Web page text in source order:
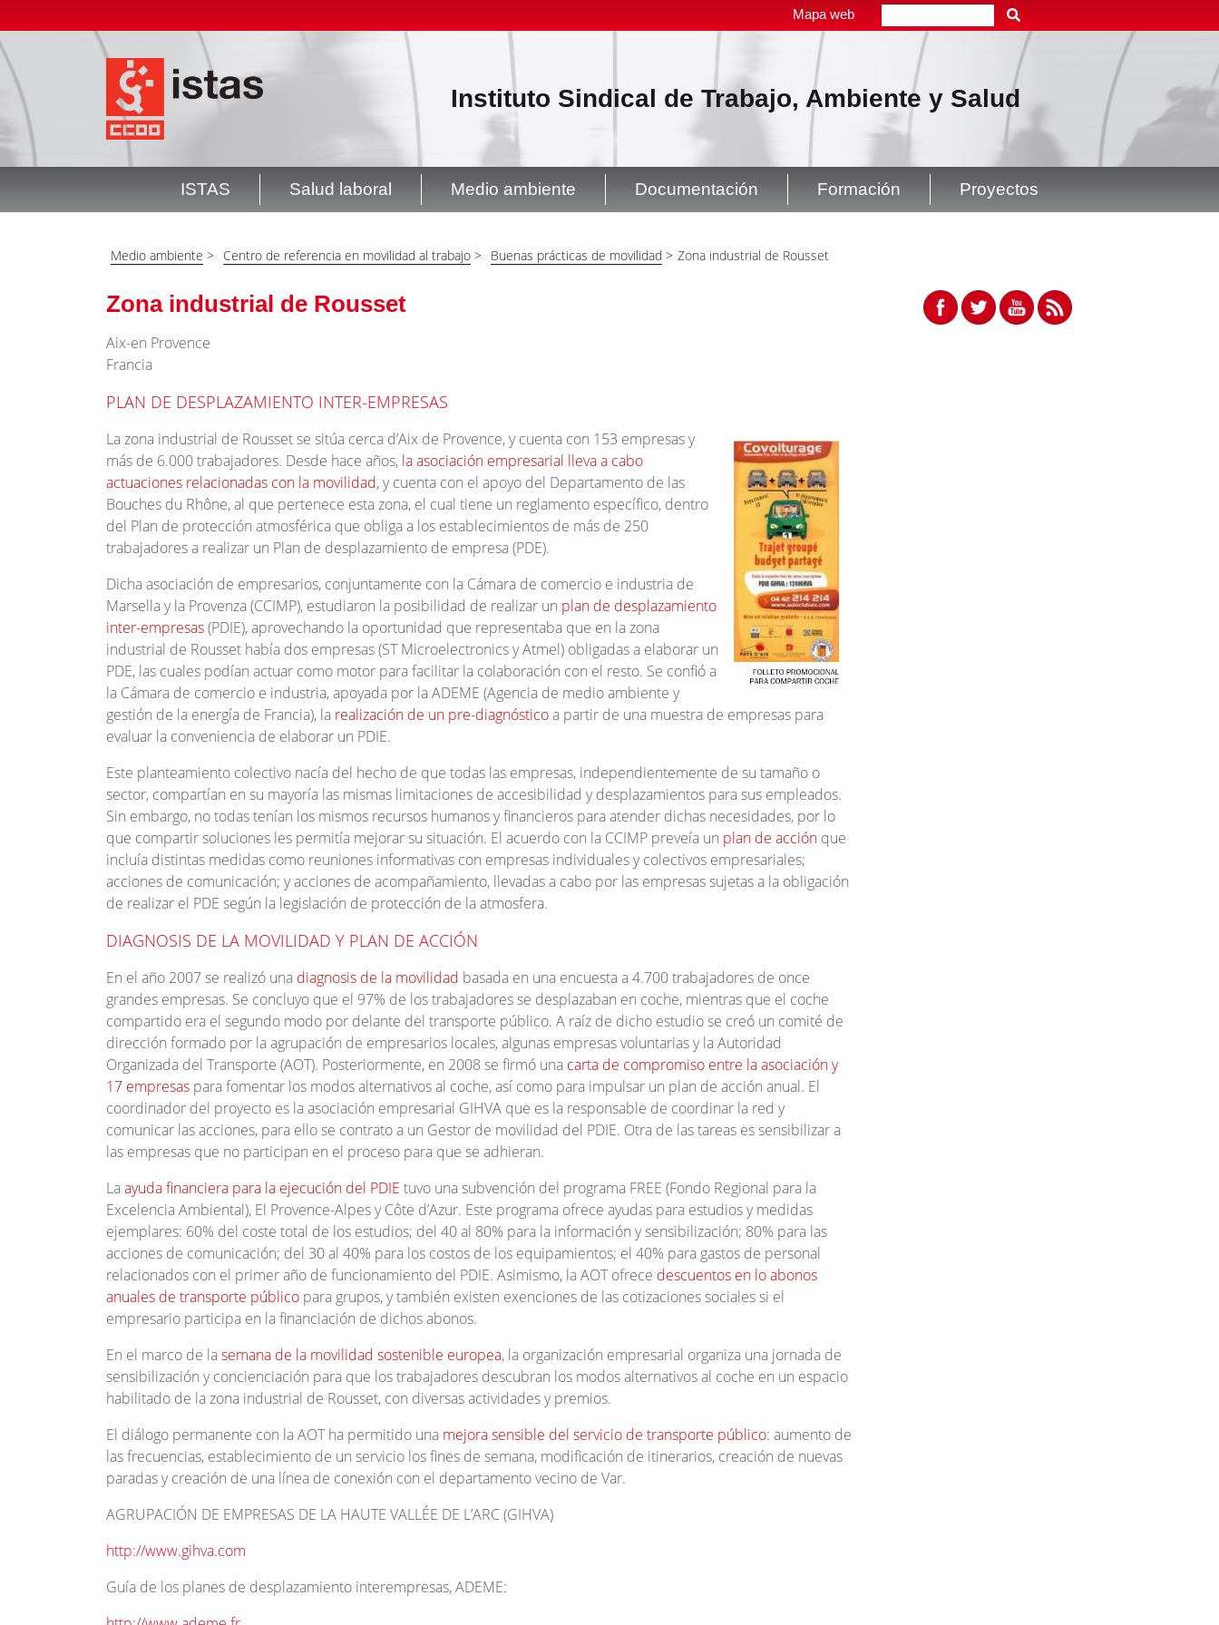
al
contenido
principal
menú
Mapa web
Instituto Sindical de Trabajo, Ambiente y Salud
Navegación
ISTAS Salud laboral Medio ambiente Documentación Formación Proyectos
Medio ambiente > Centro de referencia en movilidad al trabajo > Buenas prácticas de movilidad > Zona industrial de Rousset
Zona industrial de Rousset
Aix-en Provence
Francia
PLAN DE DESPLAZAMIENTO INTER-EMPRESAS
La zona industrial de Rousset se sitúa cerca d’Aix de Provence, y cuenta con 153 empresas y
más de 6.000 trabajadores. Desde hace años, la asociación empresarial lleva a cabo
actuaciones relacionadas con la movilidad, y cuenta con el apoyo del Departamento de las
Bouches du Rhône, al que pertenece esta zona, el cual tiene un reglamento específico, dentro
del Plan de protección atmosférica que obliga a los establecimientos de más de 250
trabajadores a realizar un Plan de desplazamiento de empresa (PDE).
Dicha asociación de empresarios, conjuntamente con la Cámara de comercio e industria de
Marsella y la Provenza (CCIMP), estudiaron la posibilidad de realizar un plan de desplazamiento
inter-empresas(PDIE), aprovechando la oportunidad que representaba que en la zona
industrial de Rousset había dos empresas (ST Microelectronics y Atmel) obligadas a elaborar un
PDE, las cuales podían actuar como motor para facilitar la colaboración con el resto. Se confió a
la Cámara de comercio e industria, apoyada por la ADEME (Agencia de medio ambiente y
gestión de la energía de Francia), la realización de un pre-diagnósticoa partir de una muestra de empresas para
evaluar la conveniencia de elaborar un PDIE.
Este planteamiento colectivo nacía del hecho de que todas las empresas, independientemente de su tamaño o
sector, compartían en su mayoría las mismas limitaciones de accesibilidad y desplazamientos para sus empleados.
Sin embargo, no todas tenían los mismos recursos humanos y financieros para atender dichas necesidades, por lo
que compartir soluciones les permitía mejorar su situación. El acuerdo con la CCIMP preveía un plan de acción que
incluía distintas medidas como reuniones informativas con empresas individuales y colectivos empresariales;
acciones de comunicación; y acciones de acompañamiento, llevadas a cabo por las empresas sujetas a la obligación
de realizar el PDE según la legislación de protección de la atmosfera.
DIAGNOSIS DE LA MOVILIDAD Y PLAN DE ACCIÓN
En el año 2007 se realizó una diagnosis de la movilidad basada en una encuesta a 4.700 trabajadores de once
grandes empresas. Se concluyo que el 97% de los trabajadores se desplazaban en coche, mientras que el coche
compartido era el segundo modo por delante del transporte público. A raíz de dicho estudio se creó un comité de
dirección formado por la agrupación de empresarios locales, algunas empresas voluntarias y la Autoridad
Organizada del Transporte (AOT). Posteriormente, en 2008 se firmó una carta de compromiso entre la asociación y
17 empresas para fomentar los modos alternativos al coche, así como para impulsar un plan de acción anual. El
coordinador del proyecto es la asociación empresarial GIHVA que es la responsable de coordinar la red y
comunicar las acciones, para ello se contrato a un Gestor de movilidad del PDIE. Otra de las tareas es sensibilizar a
las empresas que no participan en el proceso para que se adhieran.
Laayuda financiera para la ejecución del PDIE tuvo una subvención del programa FREE (Fondo Regional para la
Excelencia Ambiental), El Provence-Alpes y Côte d’Azur. Este programa ofrece ayudas para estudios y medidas
ejemplares: 60% del coste total de los estudios; del 40 al 80% para la información y sensibilización; 80% para las
acciones de comunicación; del 30 al 40% para los costos de los equipamientos; el 40% para gastos de personal
relacionados con el primer año de funcionamiento del PDIE. Asimismo, la AOT ofrece descuentos en lo abonos
anuales de transporte público para grupos, y también existen exenciones de las cotizaciones sociales si el
empresario participa en la financiación de dichos abonos.
En el marco de lasemana de la movilidad sostenible europea, la organización empresarial organiza una jornada de
sensibilización y concienciación para que los trabajadores descubran los modos alternativos al coche en un espacio
habilitado de la zona industrial de Rousset, con diversas actividades y premios.
El diálogo permanente con la AOT ha permitido una mejora sensible del servicio de transporte público: aumento de
las frecuencias, establecimiento de un servicio los fines de semana, modificación de itinerarios, creación de nuevas
paradas y creación de una línea de conexión con el departamento vecino de Var.
AGRUPACIÓN DE EMPRESAS DE LA HAUTE VALLÉE DE L’ARC (GIHVA)
http://www.gihva.com
Guía de los planes de desplazamiento interempresas, ADEME: